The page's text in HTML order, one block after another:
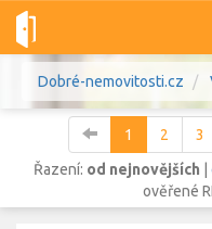
Dobré-nemovitosti.cz
1 2 3
Řazení: od nejnovějších
ověřené